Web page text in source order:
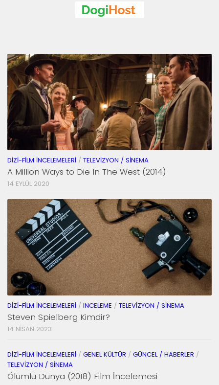
DIZI-FILM İNCELEMELERI / TELEVIZYON / SINEMA
A Million Ways to Die In The West (2014)
14 EYLÜL 2020
DIZI-FILM İNCELEMELERI / INCELEME / TELEVIZYON / SINEMA
Steven Spielberg Kimdir?
14 NISAN 2023
DIZI-FILM İNCELEMELERI / GENEL KÜLTÜR / GÜNCEL / HABERLER /
TELEVIZYON / SINEMA
Ölümlü Dünya (2018) Film İncelemesi